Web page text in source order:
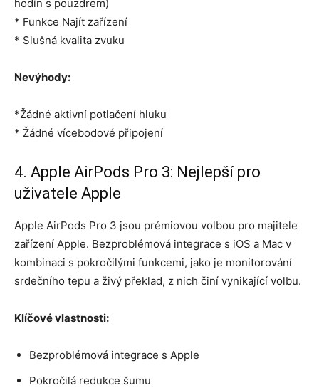
hodin s pouzdrem)
* Funkce Najít zařízení
* Slušná kvalita zvuku
Nevýhody:
*Žádné aktivní potlačení hluku
* Žádné vícebodové připojení
4. Apple AirPods Pro 3: Nejlepší pro
uživatele Apple
Apple AirPods Pro 3 jsou prémiovou volbou pro majitele
zařízení Apple. Bezproblémová integrace s iOS a Mac v
kombinaci s pokročilými funkcemi, jako je monitorování
srdečního tepu a živý překlad, z nich činí vynikající volbu.
Klíčové vlastnosti:
Bezproblémová integrace s Apple
Pokročilá redukce šumu